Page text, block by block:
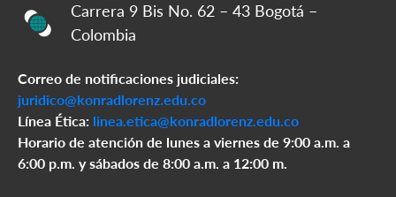
Carrera 9 Bis No. 62 – 43 Bogotá –
Colombia
Correo de notificaciones judiciales:
juridico@konradlorenz.edu.co
Línea Ética: linea.etica@konradlorenz.edu.co
Horario de atención de lunes a viernes de 9:00 a.m. a
6:00 p.m. y sábados de 8:00 a.m. a 12:00 m.